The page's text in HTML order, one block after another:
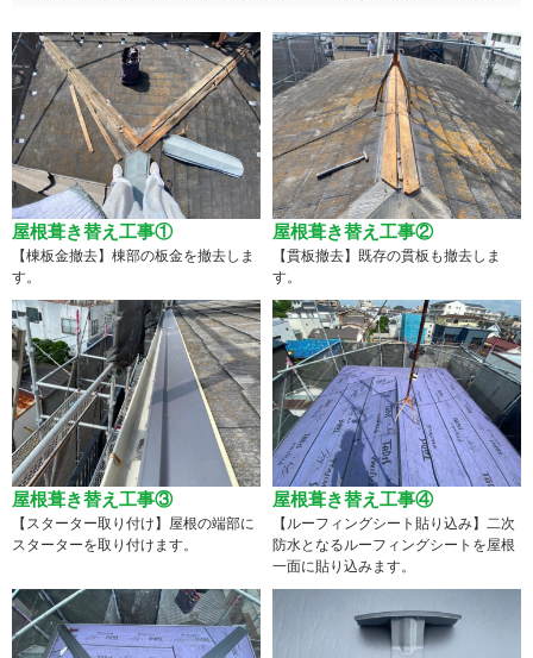
屋根葺き替え工事①
【棟板金撤去】棟部の板金を撤去しま
す。
屋根葺き替え工事②
【貫板撤去】既存の貫板も撤去しま
す。
屋根葺き替え工事③
【スターター取り付け】屋根の端部に
スターターを取り付けます。
屋根葺き替え工事④
【ルーフィングシート貼り込み】二次
防水となるルーフィングシートを屋根
一面に貼り込みます。